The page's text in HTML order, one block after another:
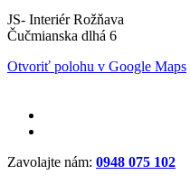
JS- Interiér Rožňava
Čučmianska dlhá 6
Otvoriť polohu v Google Maps
Zavolajte nám: 0948 075 102